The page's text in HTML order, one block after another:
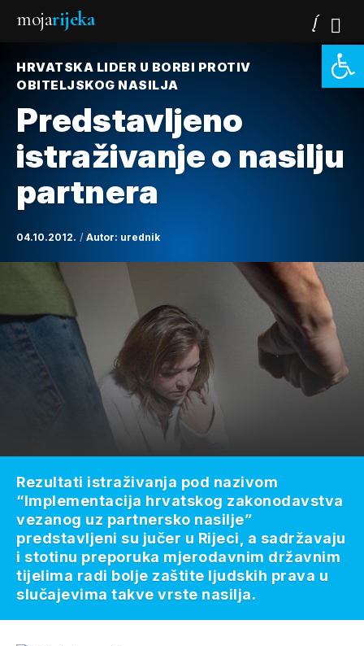
mojarijeka
HRVATSKA LIDER U BORBI PROTIV
OBITELJSKOG NASILJA
Predstavljeno
istraživanje o nasilju
partnera
04.10.2012. Autor: urednik
Rezultati istraživanja pod nazivom
“Implementacija hrvatskog zakonodavstva
vezanog uz partnersko nasilje”
predstavljeni su jučer u Rijeci, a sadržavaju
i stotinu preporuka mjerodavnim državnim
tijelima radi bolje zaštite ljudskih prava u
slučajevima takve vrste nasilja.